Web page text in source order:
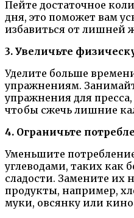
Пейте достаточное
дня, это поможет вам
избавиться от лишней
3. Увеличьте
Уделите больше
упражнениям.
упражнения для
чтобы сжечь лишние
4. Ограничьте
Уменьшите
углеводами, таких как
сладости. Замените их
продукты, например,
муки, овсянку или